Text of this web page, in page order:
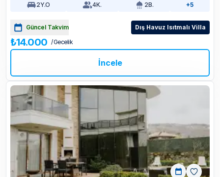
2Y.O 4K. 2B. +5
Güncel Takvim Dış Havuz Isıtmalı Villa
₺14.000 / Gecelik
İncele